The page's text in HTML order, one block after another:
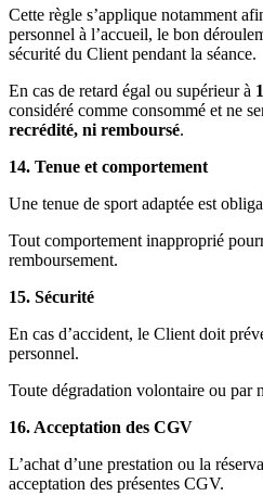
Cette règle s’applique notamment
personnel à l’accueil, le bon
sécurité du Client pendant la séance.
En cas de retard égal ou supérieur à
considéré comme consommé et ne
recrédité, ni remboursé.
14. Tenue et comportement
Une tenue de sport adaptée est
Tout comportement inapproprié
remboursement.
15. Sécurité
En cas d’accident, le Client doit
personnel.
Toute dégradation volontaire ou par
16. Acceptation des CGV
L’achat d’une prestation ou la
acceptation des présentes CGV.